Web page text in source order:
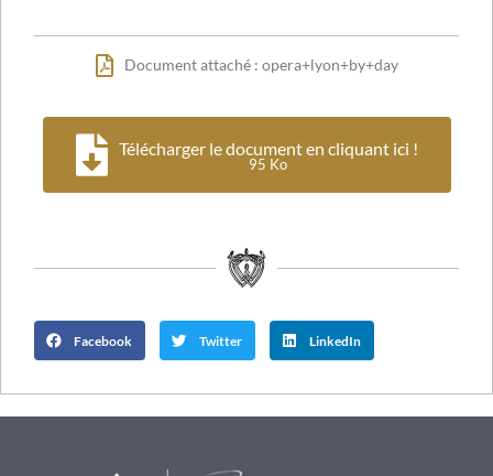
Document attaché : opera+lyon+by+day
Télécharger le document en cliquant ici !
95 Ko
Facebook Twitter LinkedIn